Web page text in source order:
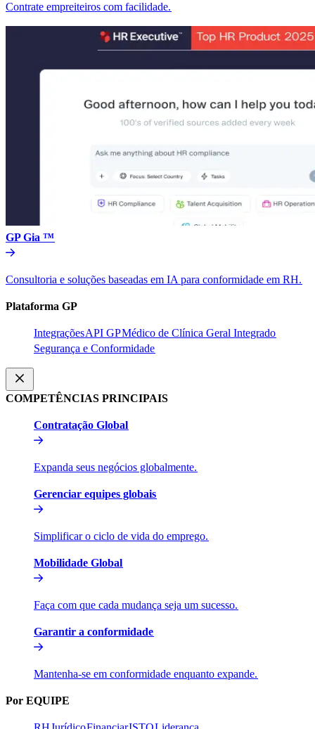
Contrate empreiteiros com facilidade.​​
GP Gia ™​​
Consultoria e soluções baseadas em IA para conformidade em RH.​​
Plataforma GP​​
Integrações​​API GP​​Médico de Clínica Geral Integrado​​
Segurança e Conformidade​​
COMPETÊNCIAS PRINCIPAIS​​
Contratação Global​​
Expanda seus negócios globalmente.​​
Gerenciar equipes globais​​
Simplificar o ciclo de vida do emprego.​​
Mobilidade Global​​
Faça com que cada mudança seja um sucesso.​​
Garantir a conformidade​​
Mantenha-se em conformidade enquanto expande.​​
Por EQUIPE​​